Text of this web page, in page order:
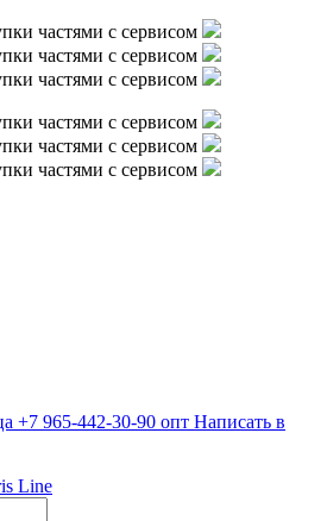
частями с сервисом
частями с сервисом
частями с сервисом
частями с сервисом
частями с сервисом
частями с сервисом
+7 965-442-30-90 опт Написать в
Line